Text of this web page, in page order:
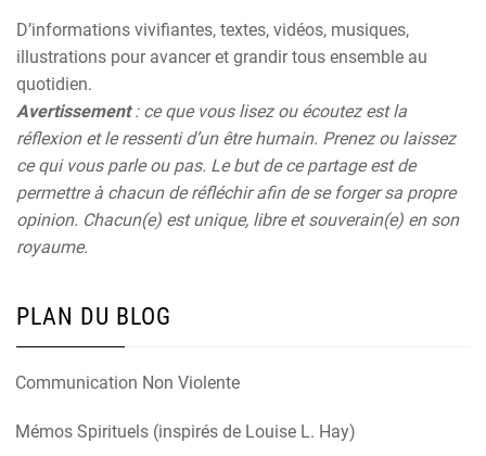
D’informations vivifiantes, textes, vidéos, musiques,
illustrations pour avancer et grandir tous ensemble au
quotidien.
Avertissement: ce que vous lisez ou écoutez est la
réflexion et le ressenti d’un être humain. Prenez ou laissez
ce qui vous parle ou pas. Le but de ce partage est de
permettre à chacun de réfléchir afin de se forger sa propre
opinion. Chacun(e) est unique, libre et souverain(e) en son
royaume.
PLAN DU BLOG
Communication Non Violente
Mémos Spirituels (inspirés de Louise L. Hay)